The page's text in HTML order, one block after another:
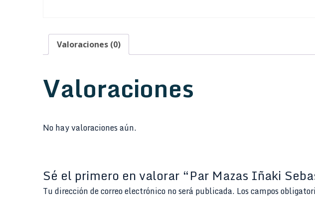
Valoraciones (0)
Valoraciones
No hay valoraciones aún.
Sé el primero en valorar “Par Mazas Iñaki
Tu dirección de correo electrónico no será publicada. Los campos